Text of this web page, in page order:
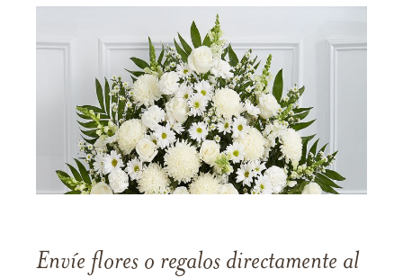
Envíe flores o regalos directamente al